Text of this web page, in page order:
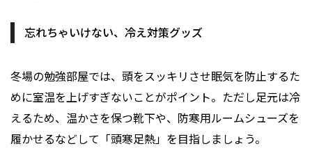
忘れちゃいけない、冷え対策グッズ
冬場の勉強部屋では、頭をスッキリさせ眠気を防止するた
めに室温を上げすぎないことがポイント。ただし足元は冷
えるため、温かさを保つ靴下や、防寒用ルームシューズを
履かせるなどして「頭寒足熱」を目指しましょう。